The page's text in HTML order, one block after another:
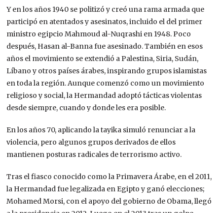
Y en los años 1940 se politizó y creó una rama armada que
participó en atentados y asesinatos, incluido el del primer
ministro egipcio Mahmoud al-Nuqrashi en 1948. Poco
después, Hasan al-Banna fue asesinado. También en esos
años el movimiento se extendió a Palestina, Siria, Sudán,
Líbano y otros países árabes, inspirando grupos islamistas
en toda la región. Aunque comenzó como un movimiento
religioso y social, la Hermandad adoptó tácticas violentas
desde siempre, cuando y donde les era posible.
En los años 70, aplicando la tayika simuló renunciar a la
violencia, pero algunos grupos derivados de ellos
mantienen posturas radicales de terrorismo activo.
Tras el fiasco conocido como la Primavera Árabe, en el 2011,
la Hermandad fue legalizada en Egipto y ganó elecciones;
Mohamed Morsi, con el apoyo del gobierno de Obama, llegó